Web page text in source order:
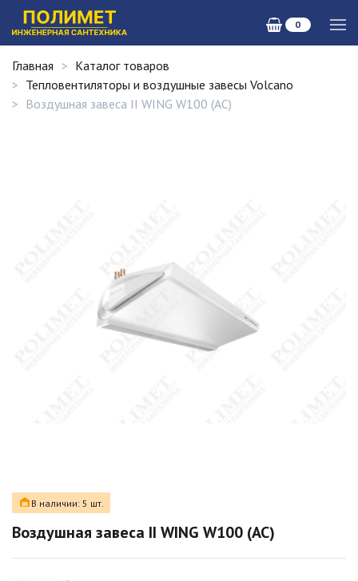
0
Главная
Каталог товаров
Тепловентиляторы и воздушные завесы Volcano
Воздушная завеса II WING W100 (AC)
В наличии: 5 шт.
Воздушная завеса II WING W100 (AC)